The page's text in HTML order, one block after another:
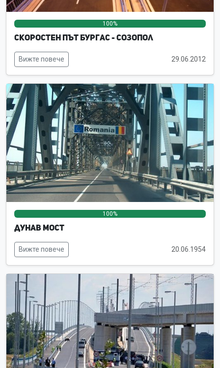
100%
Скоростен път Бургас - Созопол
Вижте повече 29.06.2012
100%
Дунав мост
Вижте повече 20.06.1954